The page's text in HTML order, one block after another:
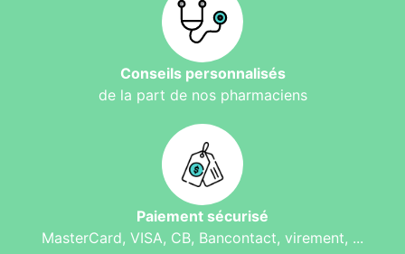
Conseils personnalisés
de la part de nos pharmaciens
Paiement sécurisé
MasterCard, VISA, CB, Bancontact, virement, ...